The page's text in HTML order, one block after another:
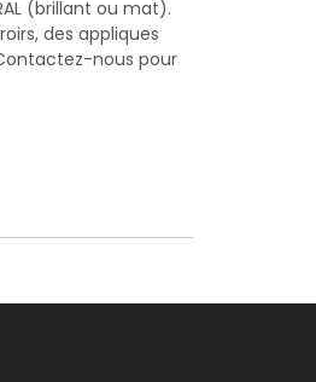
(brillant ou mat).
des appliques
nous pour